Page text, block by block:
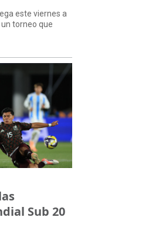
este viernes a
torneo que
Sub 20